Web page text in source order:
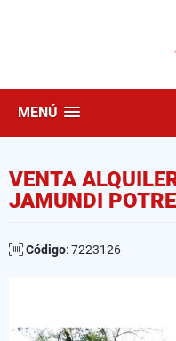
MENÚ
VENTA
JAMUNDI
Código: 7223126